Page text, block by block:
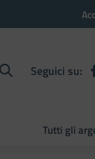
Seguici su:
Tutti gli